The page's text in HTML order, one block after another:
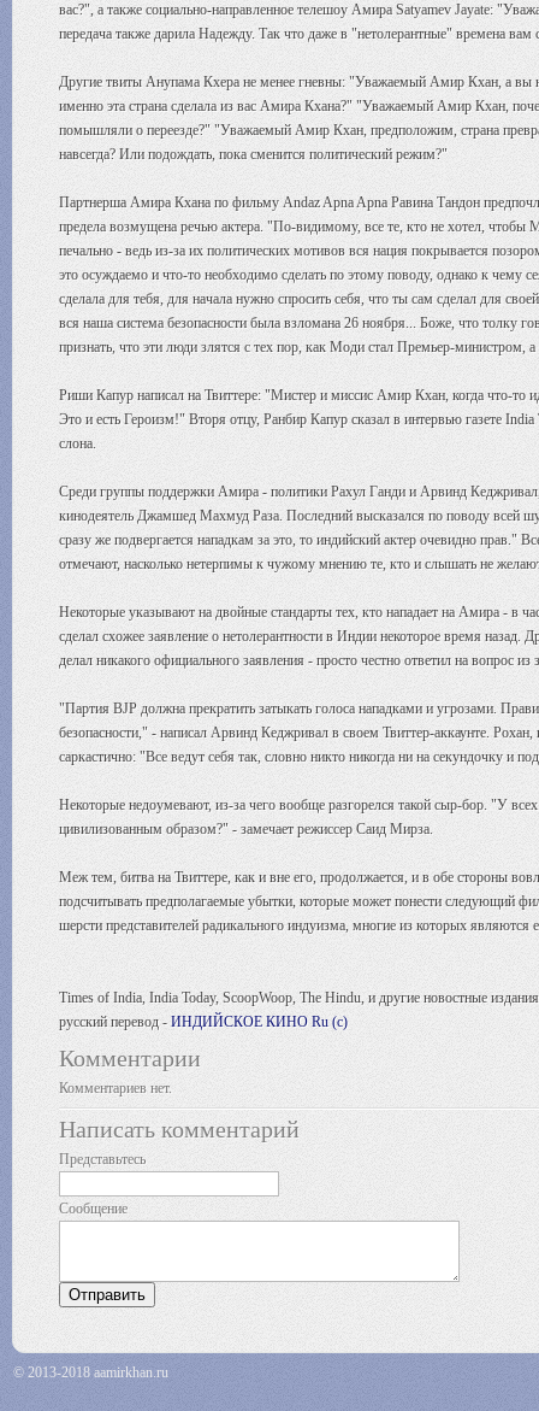
вас?", а также социально-направленное телешоу Амира Satyamev Jayate:
передача также дарила Надежду. Так что даже в "нетолерантные" времена вам
Другие твиты Анупама Кхера не менее гневны: "Уважаемый Амир Кхан, а вы
именно эта страна сделала из вас Амира Кхана?" "Уважаемый Амир Кхан,
помышляли о переезде?" "Уважаемый Амир Кхан, предположим, страна
навсегда? Или подождать, пока сменится политический режим?"
Партнерша Амира Кхана по фильму Andaz Apna Apna Равина Тандон
предела возмущена речью актера. "По-видимому, все те, кто не хотел,
печально - ведь из-за их политических мотивов вся нация покрывается
это осуждаемо и что-то необходимо сделать по этому поводу, однако к чему
сделала для тебя, для начала нужно спросить себя, что ты сам сделал для
вся наша система безопасности была взломана 26 ноября... Боже, что толку
признать, что эти люди злятся с тех пор, как Моди стал Премьер-министром,
Риши Капур написал на Твиттере: "Мистер и миссис Амир Кхан, когда что-то
Это и есть Героизм!" Вторя отцу, Ранбир Капур сказал в интервью газете
слона.
Среди группы поддержки Амира - политики Рахул Ганди и Арвинд
кинодеятель Джамшед Махмуд Раза. Последний высказался по поводу всей
сразу же подвергается нападкам за это, то индийский актер очевидно прав."
отмечают, насколько нетерпимы к чужому мнению те, кто и слышать не
Некоторые указывают на двойные стандарты тех, кто нападает на Амира - в
сделал схожее заявление о нетолерантности в Индии некоторое время
делал никакого официального заявления - просто честно ответил на вопрос
"Партия BJP должна прекратить затыкать голоса нападками и угрозами.
безопасности," - написал Арвинд Кеджривал в своем Твиттер-аккаунте.
саркастично: "Все ведут себя так, словно никто никогда ни на секундочку и
Некоторые недоумевают, из-за чего вообще разгорелся такой сыр-бор. "У
цивилизованным образом?" - замечает режиссер Саид Мирза.
Меж тем, битва на Твиттере, как и вне его, продолжается, и в обе стороны
подсчитывать предполагаемые убытки, которые может понести следующий
шерсти представителей радикального индуизма, многие из которых являются
Times of India, India Today, ScoopWoop, The Hindu, и другие новостные издания
русский перевод - ИНДИЙСКОЕ КИНО Ru (c)
Комментарии
Комментариев нет.
Написать комментарий
Представьтесь
Сообщение
© 2013-2018 aamirkhan.ru